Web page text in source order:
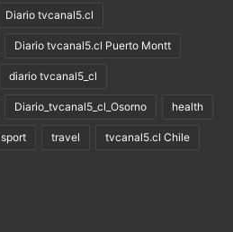
Diario tvcanal5.cl
Diario tvcanal5.cl Puerto Montt
diario tvcanal5_cl
Diario_tvcanal5_cl_Osorno health
sport travel tvcanal5.cl Chile